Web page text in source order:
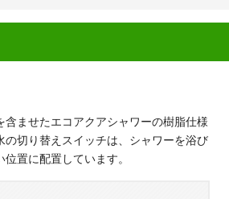
含ませたエコアクアシャワーの樹脂仕様
の切り替えスイッチは、シャワーを浴び
置に配置しています。